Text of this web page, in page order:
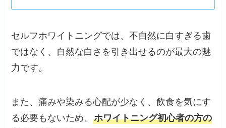
セルフホワイトニングでは、不自然に白すぎる歯
ではなく、自然な白さを引き出せるのが最大の魅
力です。
また、痛みや染みる心配が少なく、飲食を気にす
る必要もないため、ホワイトニング初心者の方の